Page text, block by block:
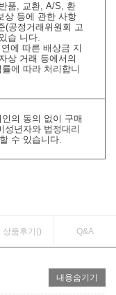
품, 교환, A/S, 환
상 등에 관한 사항
(공정거래위원회 고
습 니다.
에 따른 배상금 지
상 거래 등에서의
에 따라 처리합니
의 동의 없이 구매
성년자와 법정대리
수 있습니다.
상품후기() Q&A
내용숨기기